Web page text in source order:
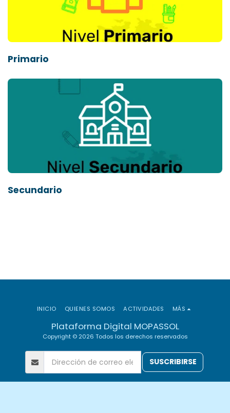
Primario
Secundario
Plataforma Digital MOPASSOL
Copyright © 2026 Todos los derechos reservados
INICIO QUIENES SOMOS ACTIVIDADES MÁS
SUSCRIBIRSE